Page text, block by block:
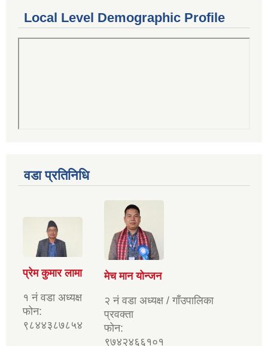
Local Level Demographic Profile
वडा प्रतिनिधि
प्रेम कुमार लामा
१ नं वडा अध्यक्ष
फोन:
९८४४३८७८५४
मेच मान योन्जन
२ नं वडा अध्यक्ष / गाँउपालिका
प्रवक्ता
फोन:
९७४२४६६१०१